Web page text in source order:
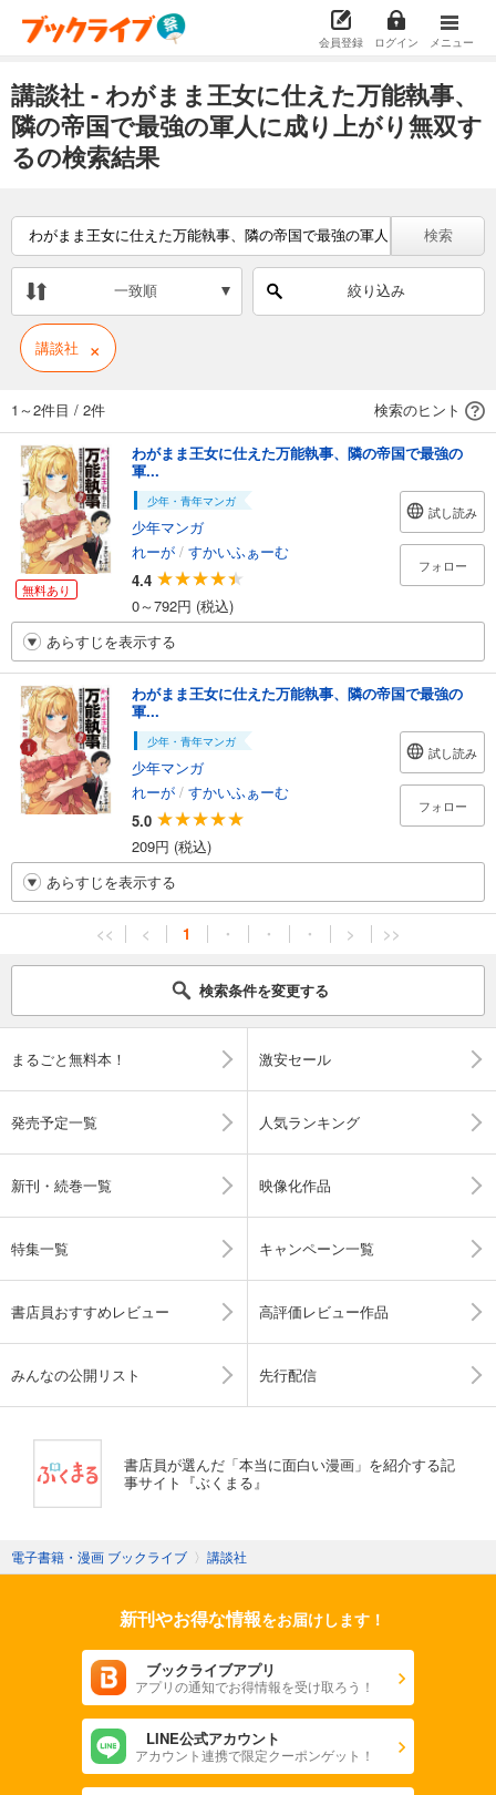
会員登録 ログイン メニュー
講談社 - わがまま王女に仕えた万能執事、
隣の帝国で最強の軍人に成り上がり無双す
るの検索結果
検索
一致順 絞り込み
講談社 ×
1～2件目 / 2件 検索のヒント
無料あり
わがまま王女に仕えた万能執事、隣の帝国で最強の
軍...
少年・青年マンガ
少年マンガ
れーが / すかいふぁーむ
4.4
0～792円 (税込)
試し読み
フォロー
あらすじを表示する
わがまま王女に仕えた万能執事、隣の帝国で最強の
軍...
少年・青年マンガ
少年マンガ
れーが / すかいふぁーむ
5.0
209円 (税込)
試し読み
フォロー
あらすじを表示する
<< < 1 ・ ・ ・ > >>
検索条件を変更する
まるごと無料本！ 激安セール
発売予定一覧 人気ランキング
新刊・続巻一覧 映像化作品
特集一覧 キャンペーン一覧
書店員おすすめレビュー 高評価レビュー作品
みんなの公開リスト 先行配信
書店員が選んだ「本当に面白い漫画」を紹介する記
事サイト『ぶくまる』
電子書籍・漫画 ブックライブ 〉 講談社
新刊やお得な情報をお届けします！
ブックライブアプリ
アプリの通知でお得情報を受け取ろう！
LINE公式アカウント
アカウント連携で限定クーポンゲット！